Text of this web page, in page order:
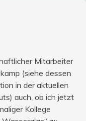
Mitarbeiter
(siehe dessen
in der aktuellen
auch, ob ich jetzt
Kollege